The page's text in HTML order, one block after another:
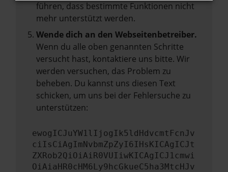
führen, dass bestimmte Funktionen nicht
mehr unterstützt werden.
Wende dich an den Webseitenbetreiber.
Wenn du alle oben genannten Schritte
versucht hast, kontaktiere uns bitte. Wir
werden versuchen, das Problem zu
beheben. Du kannst uns diesen Text
schicken, um uns bei der Fehlersuche zu
unterstützen:
ewogICJuYW1lIjogIk5ldHdvcmtFcnJv
ciIsCiAgImNvbmZpZyI6IHsKICAgICJt
ZXRob2QiOiAiR0VUIiwKICAgICJ1cmwi
OiAiaHR0cHM6Ly9hcGkueC5ha3MtcHJv